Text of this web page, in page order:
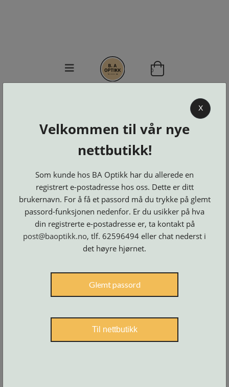
KONTAKT
BESTILL
LOGG INN
0
Brillerens
Brillesnorer
on
og
Suncover
Etuier
Innfatninger
Lesebriller
Luper
ogMaskiner
Microkluter
og
Skruer
Solbriller
Verktøy
og
tilbehør
X
Velkommen til vår nye
nettbutikk!
Som kunde hos BA Optikk har du allerede en
registrert e-postadresse hos oss. Dette er ditt
brukernavn. For å få et passord må du trykke på glemt
passord-funksjonen nedenfor. Er du usikker på hva
din registrerte e-postadresse er, ta kontakt på
post@baoptikk.no, tlf. 62596494 eller chat nederst i
det høyre hjørnet.
Glemt passord
Til nettbutikk